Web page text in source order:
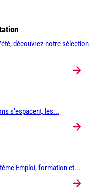
découvrez notre sélection
s’espacent, les...
Emploi, formation et...